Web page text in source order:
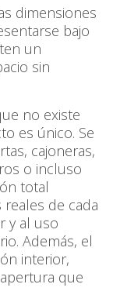
dimensiones
bajo
un
sin
no existe
es único. Se
cajoneras,
o incluso
total
de cada
y al uso
Además, el
interior,
que